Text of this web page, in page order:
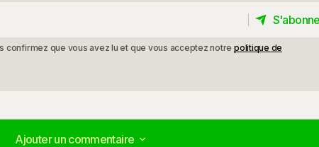
confirmez que vous avez lu et que vous acceptez notrepolitique de
Ajouter un commentaire